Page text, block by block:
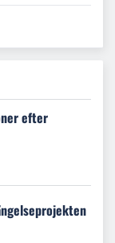
efter